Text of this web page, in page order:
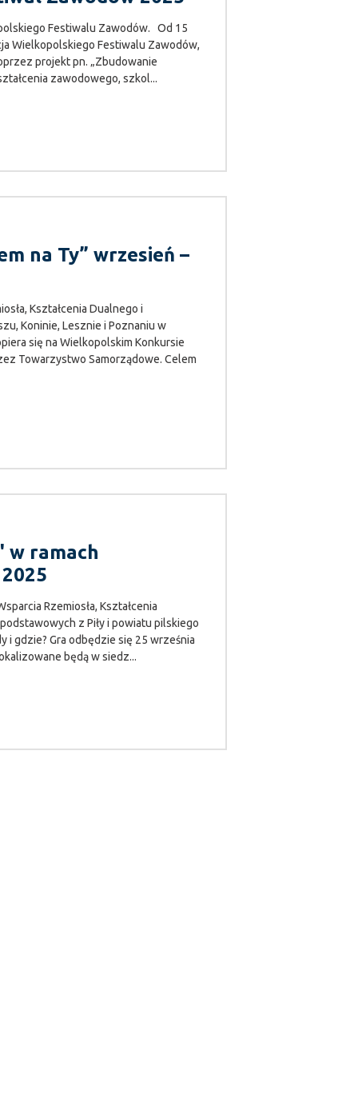
Festiwalu Zawodów. Od 15
Wielkopolskiego Festiwalu Zawodów,
projekt pn. „Zbudowanie
zawodowego, szkol...
na Ty” wrzesień –
Kształcenia Dualnego i
Koninie, Lesznie i Poznaniu w
się na Wielkopolskim Konkursie
Towarzystwo Samorządowe. Celem
w ramach
Rzemiosła, Kształcenia
z Piły i powiatu pilskiego
i gdzie? Gra odbędzie się 25 września
będą w siedz...